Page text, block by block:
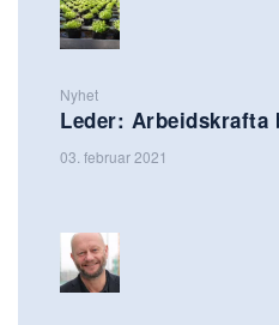
Nyhet
Leder: Arbeidskrafta
03. februar 2021